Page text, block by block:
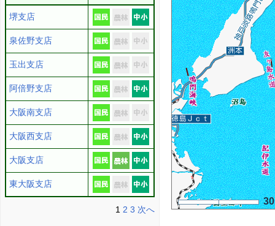
堺支店
泉佐野支店
玉出支店
阿倍野支店
大阪南支店
大阪西支店
大阪支店
東大阪支店
1 2 3 次へ